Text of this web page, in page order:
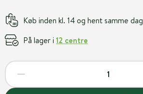
Køb inden kl. 14 og hent samme dag
På lager i 12 centre